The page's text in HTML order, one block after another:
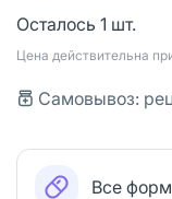
Осталось 1 шт.
Цена действительна
Самовывоз:
Все